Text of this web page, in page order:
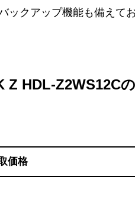
ックアップ機能も備えて
Z HDL-Z2WS12C
価格